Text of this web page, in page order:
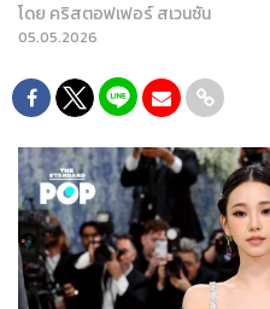
โดย คริสตอฟเฟอร์ สเวนซัน
05.05.2026